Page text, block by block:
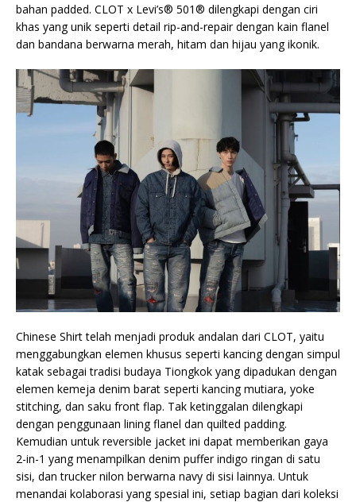
bahan padded. CLOT x Levi’s® 501® dilengkapi dengan ciri
khas yang unik seperti detail rip-and-repair dengan kain flanel
dan bandana berwarna merah, hitam dan hijau yang ikonik.
Chinese Shirt telah menjadi produk andalan dari CLOT, yaitu
menggabungkan elemen khusus seperti kancing dengan simpul
katak sebagai tradisi budaya Tiongkok yang dipadukan dengan
elemen kemeja denim barat seperti kancing mutiara, yoke
stitching, dan saku front flap. Tak ketinggalan dilengkapi
dengan penggunaan lining flanel dan quilted padding.
Kemudian untuk reversible jacket ini dapat memberikan gaya
2-in-1 yang menampilkan denim puffer indigo ringan di satu
sisi, dan trucker nilon berwarna navy di sisi lainnya. Untuk
menandai kolaborasi yang spesial ini, setiap bagian dari koleksi